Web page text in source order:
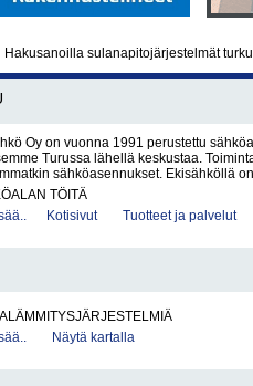
Hakusanoilla sulanapitojärjestelmät
Oy on vuonna 1991 perustettu
Turussa lähellä keskustaa.
sähköasennukset. Ekisähköllä
TÖITÄ
Kotisivut Tuotteet ja palvelut
Näytä kartalla